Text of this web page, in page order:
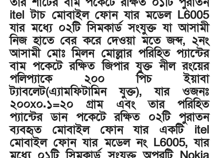
itel টাচ মোবাইল ফোন যার মডেল L6005
যার মধ্যে ০২টি সিমকার্ড সংযুক্ত যা আসামী
নিজ হাতে বের করে দেওয়া মতে জব্দ, ২নং
আসামী মোঃ মিলন মোল্লার পরিহিত প্যান্টের
বাম পকেটে রক্ষিত জিপার যুক্ত নীল রংয়ের
পলিপ্যাকে ২০০ পিচ ইয়াবা
ট্যাবলেট(এ্যামফিটামিন যুক্ত), যার ওজনঃ
২০০x০.১=২০ গ্রাম এবং তার পরিহিত
প্যান্টের ডান পকেটে রক্ষিত ০২টি পুরাতন
ব্যবহৃত মোবাইল ফোন যার একটি itel
মোবাইল ফোন যার মডেল নং L6005, যার